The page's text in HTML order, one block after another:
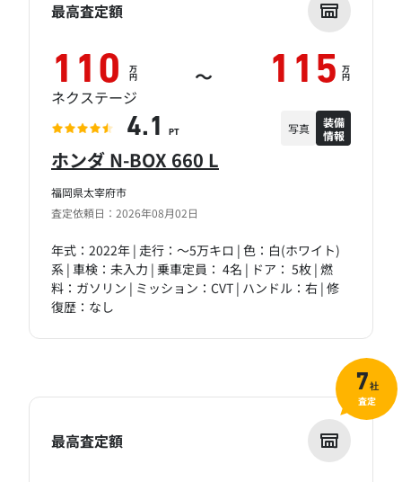
福岡県太宰府市
査定依頼日：2026年08月02日
ホンダ N-BOX 660 L
年式：2022年 | 走行：～5万キロ | 色：白(ホワイト)
系 | 車検：未入力 | 乗車定員： 4名 | ドア： 5枚 | 燃
料：ガソリン | ミッション：CVT | ハンドル：右 | 修
復歴：なし
最高査定額
110 万
円 ～ 115 万
円
ネクステージ
4.1 PT 写真
装備
情報
最高査定額
7社
査定